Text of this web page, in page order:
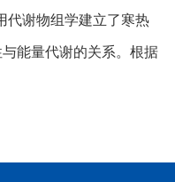
代谢物组学建立了寒热
能量代谢的关系。根据